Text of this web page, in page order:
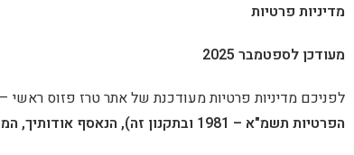
מדיניות פרטיות
מעודכן לספטמבר 2025
לפניכם מדיניות פרטיות מעודכנת של אתר טרז פזוס ראשי
הפרטיות תשמ"א – 1981 ובתקנון זה), הנאסף אודותיך, המטרה אשר לשמה מבוקש המידע האישי, למי יימסר ומטרת המסירה, קיום של זכות לעיין במידע האישי או לבקש את תיקונו.